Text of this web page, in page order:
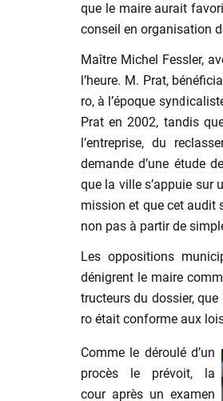
que le maire aurait
conseil en orga­ni­sa­tion
Maître Michel Fess­ler,
l’heure. M. Prat,
ro, à l’é­poque
Prat en 2002, tan­dis
l’entreprise, du
demande d’une étude
que la ville s’ap­puie sur
mis­sion et que cet audit
non pas à par­tir de
Les oppo­si­tions
dénigrent le maire
truc­teurs du dos­sier,
ro était conforme aux
Comme le dérou­lé d’un
pro­cès le pré­voit, la
cour après un exa­men